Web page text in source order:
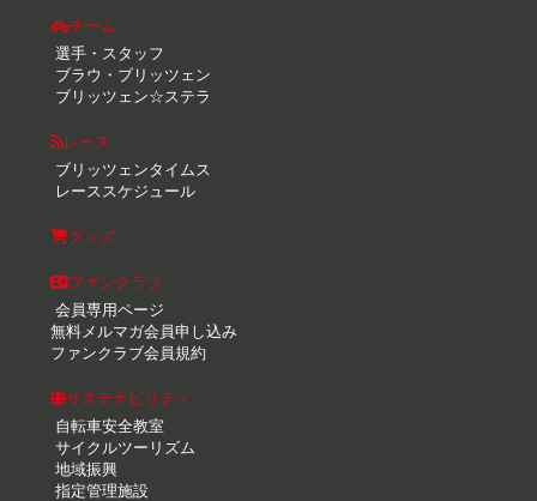
チーム
選手・スタッフ
ブラウ・ブリッツェン
ブリッツェン☆ステラ
レース
ブリッツェンタイムス
レーススケジュール
グッズ
ファンクラブ
会員専用ページ
無料メルマガ会員申し込み
ファンクラブ会員規約
サステナビリティ
自転車安全教室
サイクルツーリズム
地域振興
指定管理施設